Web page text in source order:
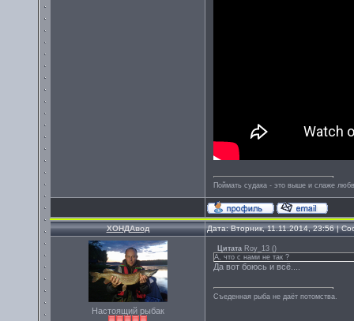
Поймать судака - это выше и слаже
ХОНДАвод Дата: Вторник, 11.11.2014, 23:56 |
Настоящий рыбак
Цитата Roy_13 ()
А, что с нами не так ?
Да вот боюсь и всё....
Съеденная рыба не даёт потомства.